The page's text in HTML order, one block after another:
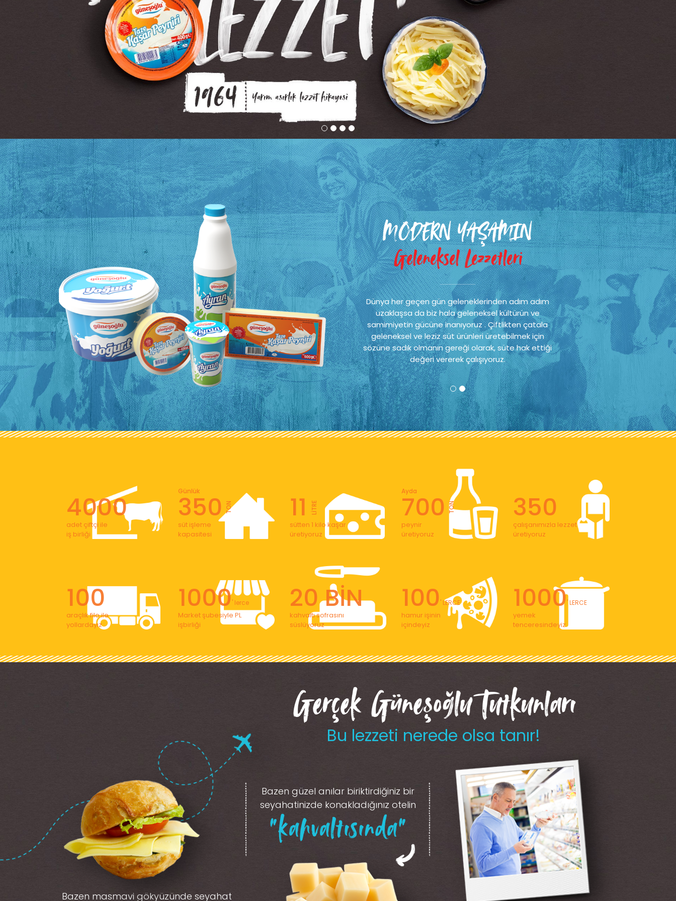
MODERN YAŞAMIN
Geleneksel Lezzetleri
Dünya her geçen gün geleneklerinden adım adım
uzaklaşsa da biz hala geleneksel kültürün ve
samimiyetin gücüne inanıyoruz . Çiftlikten çatala
geleneksel ve leziz süt ürünleri üretebilmek için
sözüne sadık olmanın gereği olarak, süte hak ettiği
değeri vererek çalışıyoruz.
MODERN YAŞAMIN
Geleneksel Lezzetleri
Dünya her geçen gün geleneklerinden adım adım
uzaklaşsa da biz hala geleneksel kültürün ve
samimiyetin gücüne inanıyoruz . Çiftlikten çatala
geleneksel ve leziz süt ürünleri üretebilmek için
sözüne sadık olmanın gereği olarak, süte hak ettiği
değeri vererek çalışıyoruz.
4000
adet çiftçi ile
iş birliği
350
Günlük
TON
süt işleme
kapasitesi
11 LİTRE
sütten 1 kilo kaşar
üretiyoruz
700
Ayda
TON
peynir
üretiyoruz
350
çalışanımızla lezzet
üretiyoruz
100
araçlık filo ile
yollardayız
1000' lerce
Market şubesiyle PL
işbirliği
20 BİN
kahvaltı sofrasını
süslüyoruz
100' LERCE
hamur işinin
içindeyiz
1000' LERCE
yemek
tenceresindeyiz
Gerçek Güneşoğlu Tutkunları
Bu lezzeti nerede olsa tanır!
Bazen masmavi gökyüzünde seyahat
Bazen güzel anılar biriktirdiğiniz bir
seyahatinizde konakladığınız otelin
“kahvaltısında”